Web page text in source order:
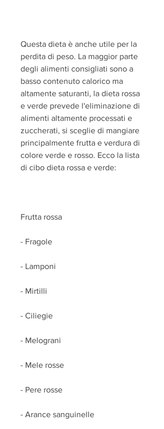
Questa dieta è anche utile per la
perdita di peso. La maggior parte
degli alimenti consigliati sono a
basso contenuto calorico ma
altamente saturanti, la dieta rossa
e verde prevede l'eliminazione di
alimenti altamente processati e
zuccherati, si sceglie di mangiare
principalmente frutta e verdura di
colore verde e rosso. Ecco la lista
di cibo dieta rossa e verde:
Frutta rossa
- Fragole
- Lamponi
- Mirtilli
- Ciliegie
- Melograni
- Mele rosse
- Pere rosse
- Arance sanguinelle